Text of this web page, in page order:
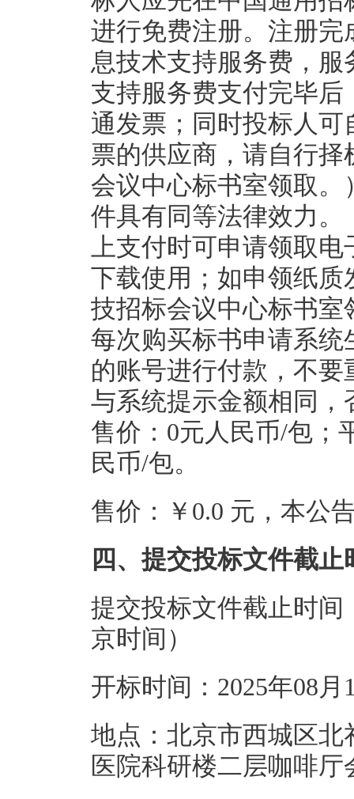
进行免费注册。注册
息技术支持服务费，服
支持服务费支付完毕
通发票；同时投标人
票的供应商，请自行
会议中心标书室领取
件具有同等法律效力。
上支付时可申请领取
下载使用；如申领纸
技招标会议中心标书室
每次购买标书申请系
的账号进行付款，不
与系统提示金额相同，
售价：0元人民币/包；
民币/包。
售价：￥0.0 元，本公
四、提交投标文件截
提交投标文件截止时间
京时间）
开标时间：2025年08
地点：北京市西城区北
医院科研楼二层咖啡厅